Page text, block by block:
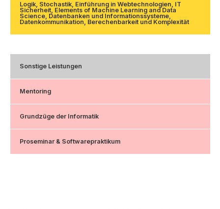
Logik, Stochastik, Einführung in Webtechnologien, IT
Sicherheit, Elements of Machine Learning and Data
Science, Datenbanken und Informationssysteme,
Datenkommunikation, Berechenbarkeit und Komplexität
Sonstige Leistungen
Mentoring
Grundzüge der Informatik
Proseminar & Softwarepraktikum